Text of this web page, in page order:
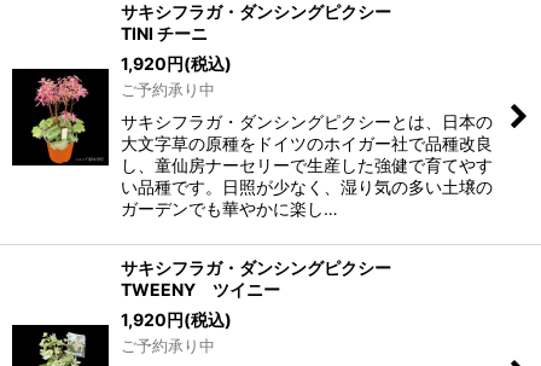
サキシフラガ・ダンシングピクシー
TINI チーニ
1,920円(税込)
ご予約承り中
サキシフラガ・ダンシングピクシーとは、日本の
大文字草の原種をドイツのホイガー社で品種改良
し、童仙房ナーセリーで生産した強健で育てやす
い品種です。日照が少なく、湿り気の多い土壌の
ガーデンでも華やかに楽し…
サキシフラガ・ダンシングピクシー
TWEENY ツイニー
1,920円(税込)
ご予約承り中